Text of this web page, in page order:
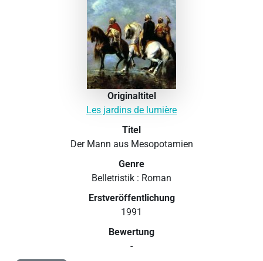
Originaltitel
Les jardins de lumière
Titel
Der Mann aus Mesopotamien
Genre
Belletristik : Roman
Erstveröffentlichung
1991
Bewertung
-